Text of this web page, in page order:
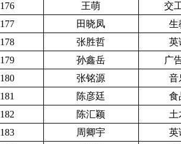
176
王萌
交
177
田晓凤
生
178
张胜哲
英
179
孙鑫岳
广
180
张铭源
音
181
陈彦廷
食
182
陈汇颖
土
183
周卿宇
英